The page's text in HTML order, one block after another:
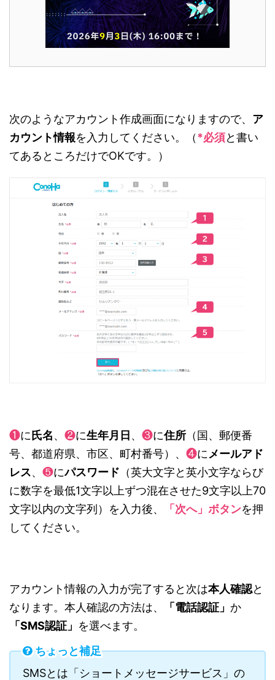
次のようなアカウント作成画面になりますので、 ア
カウント情報を入力してください。（*必須と書い
てあるところだけでOKです。）
❶に氏名、 ❷に生年月日、 ❸に住所 （国、郵便番
号、都道府県、市区、町村番号）、 ❹に メールアド
レス、 ❺にパスワード （英大文字と英小文字ならび
に数字を最低1文字以上ずつ混在させた9文字以上70
文字以内の文字列）を入力後、
「次へ」ボタンを押
してください。
アカウント情報の入力が完了すると次は本人確認と
なります。本人確認の方法は、
「電話認証」 か
「SMS認証」 を選べます。
ちょっと補足
SMSとは「ショートメッセージサービス」の